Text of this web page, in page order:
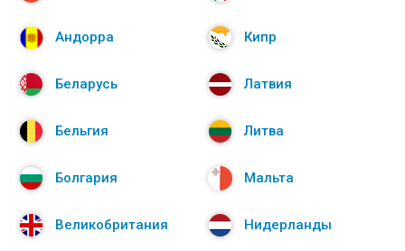
Андорра
Беларусь
Бельгия
Болгария
Великобритания
Кипр
Латвия
Литва
Мальта
Нидерланды